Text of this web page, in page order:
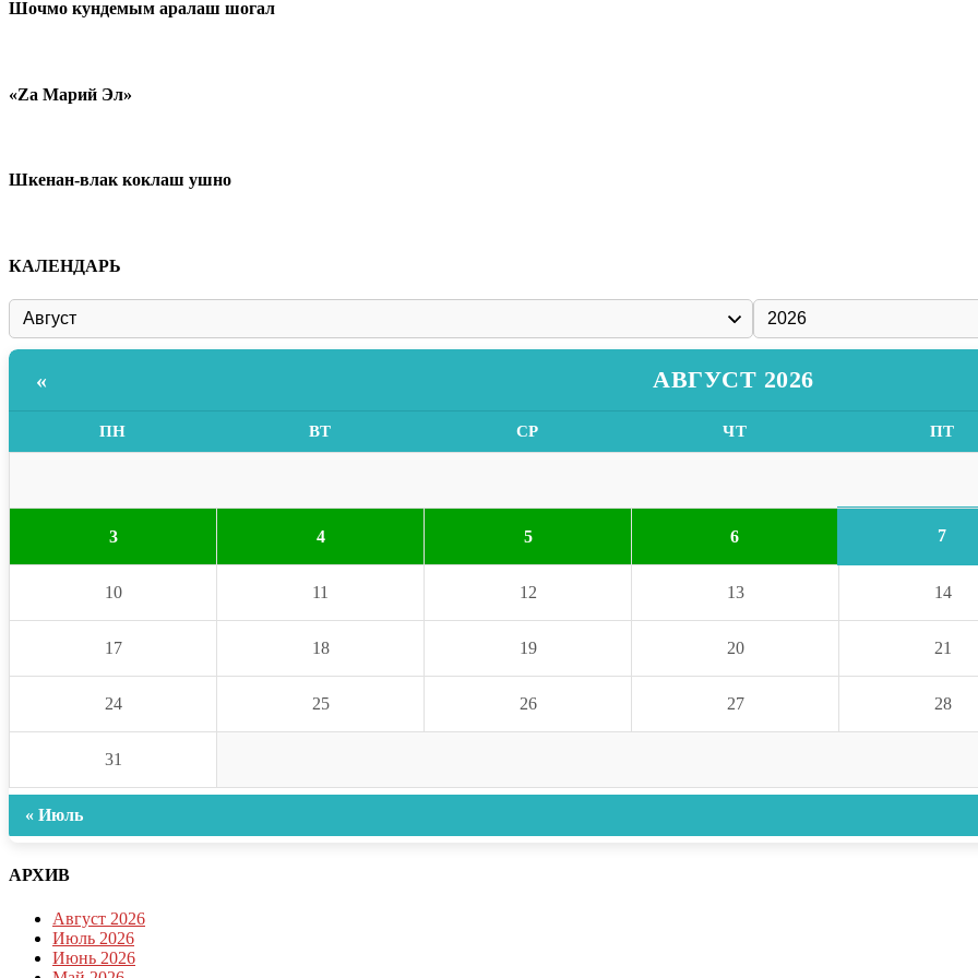
Шочмо кундемым аралаш шогал
«Zа Марий Эл»
Шкенан-влак коклаш ушно
КАЛЕНДАРЬ
« АВГУСТ 2026
ПН ВТ СР ЧТ ПТ
3 4 5 6 7
10 11 12 13 14
17 18 19 20 21
24 25 26 27 28
31
« Июль
АРХИВ
Август 2026
Июль 2026
Июнь 2026